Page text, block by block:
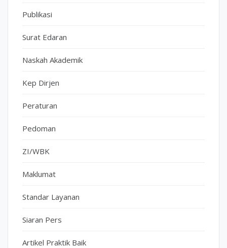
Publikasi
Surat Edaran
Naskah Akademik
Kep Dirjen
Peraturan
Pedoman
ZI/WBK
Maklumat
Standar Layanan
Siaran Pers
Artikel Praktik Baik